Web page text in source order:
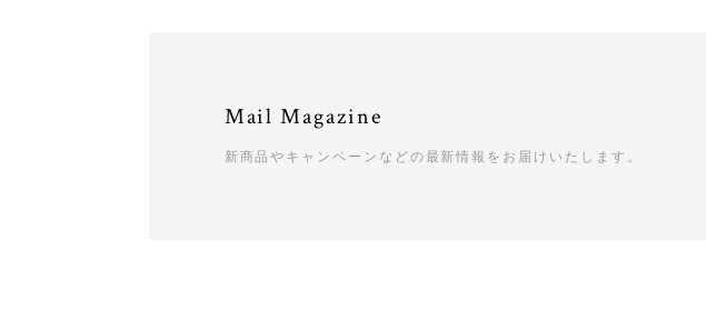
Mail Magazine
新商品やキャンペーンなどの最新情報をお届けいたします。